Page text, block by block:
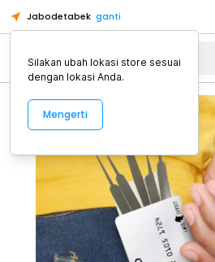
Jabodetabek ganti
Alat Kopi
Silakan ubah lokasi store sesuai
dengan lokasi Anda.
Mengerti